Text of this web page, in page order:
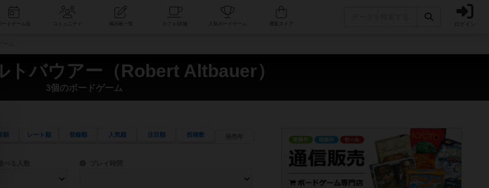
コミュニティ 人気ボードゲーム ログイン
トバウアー（Robert Altbauer）
3個のボードゲーム
順 レート順 登録順 人気順 注目順 投稿数
す。 目安となる所要時間を指定することができます。マニュアルを読む時間や参加者へのルール説明時間は含まれていないため、初めて